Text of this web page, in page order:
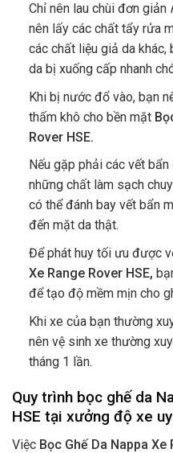
Chỉ nên lau chùi đơn giản
nên lấy các chất tẩy rửa
các chất liệu giả da
da bị xuống cấp nhanh
Khi bị nước đổ vào, bạn
thấm khô cho bền mặt
Rover HSE.
Nếu gặp phải các vết
những chất làm sạch
có thể đánh bay vết bẩn
đến mặt da thật.
Để phát huy tối ưu được
Xe Range Rover HSE,
để tạo độ mềm mịn cho
Khi xe của bạn thường
nên vệ sinh xe thường
tháng 1 lần.
Quy trình bọc ghế da
HSE tại xưởng độ xe
Việc Bọc Ghế Da Nappa Xe